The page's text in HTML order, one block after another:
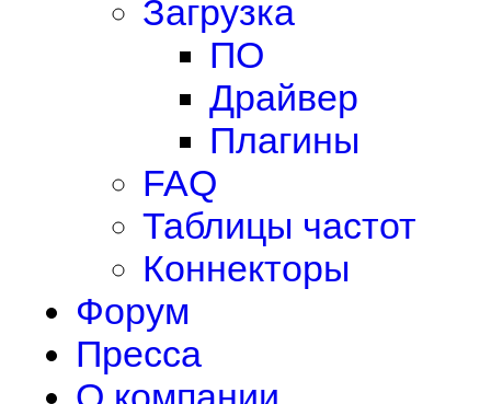
Загрузка
ПО
Драйвер
Плагины
FAQ
Таблицы частот
Коннекторы
Форум
Пресса